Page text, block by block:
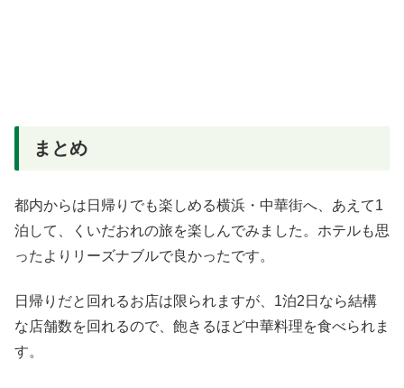
まとめ
都内からは日帰りでも楽しめる横浜・中華街へ、あえて1
泊して、くいだおれの旅を楽しんでみました。ホテルも思
ったよりリーズナブルで良かったです。
日帰りだと回れるお店は限られますが、1泊2日なら結構
な店舗数を回れるので、飽きるほど中華料理を食べられま
す。